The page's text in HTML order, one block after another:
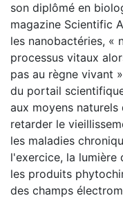
son diplômé en
magazine Scientific
les nanobactéries, «
processus vitaux
pas au règne vivant
du portail
aux moyens
retarder le
les maladies
l'exercice, la lumière
les produits
des champs